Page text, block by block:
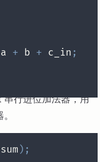
a + b + c_in ;
行进位加法器，用
sum ) ;